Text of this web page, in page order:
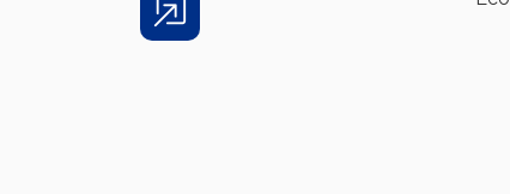
Share